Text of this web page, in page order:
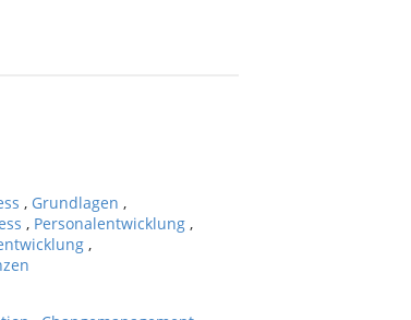
, Grundlagen ,
, Personalentwicklung ,
,